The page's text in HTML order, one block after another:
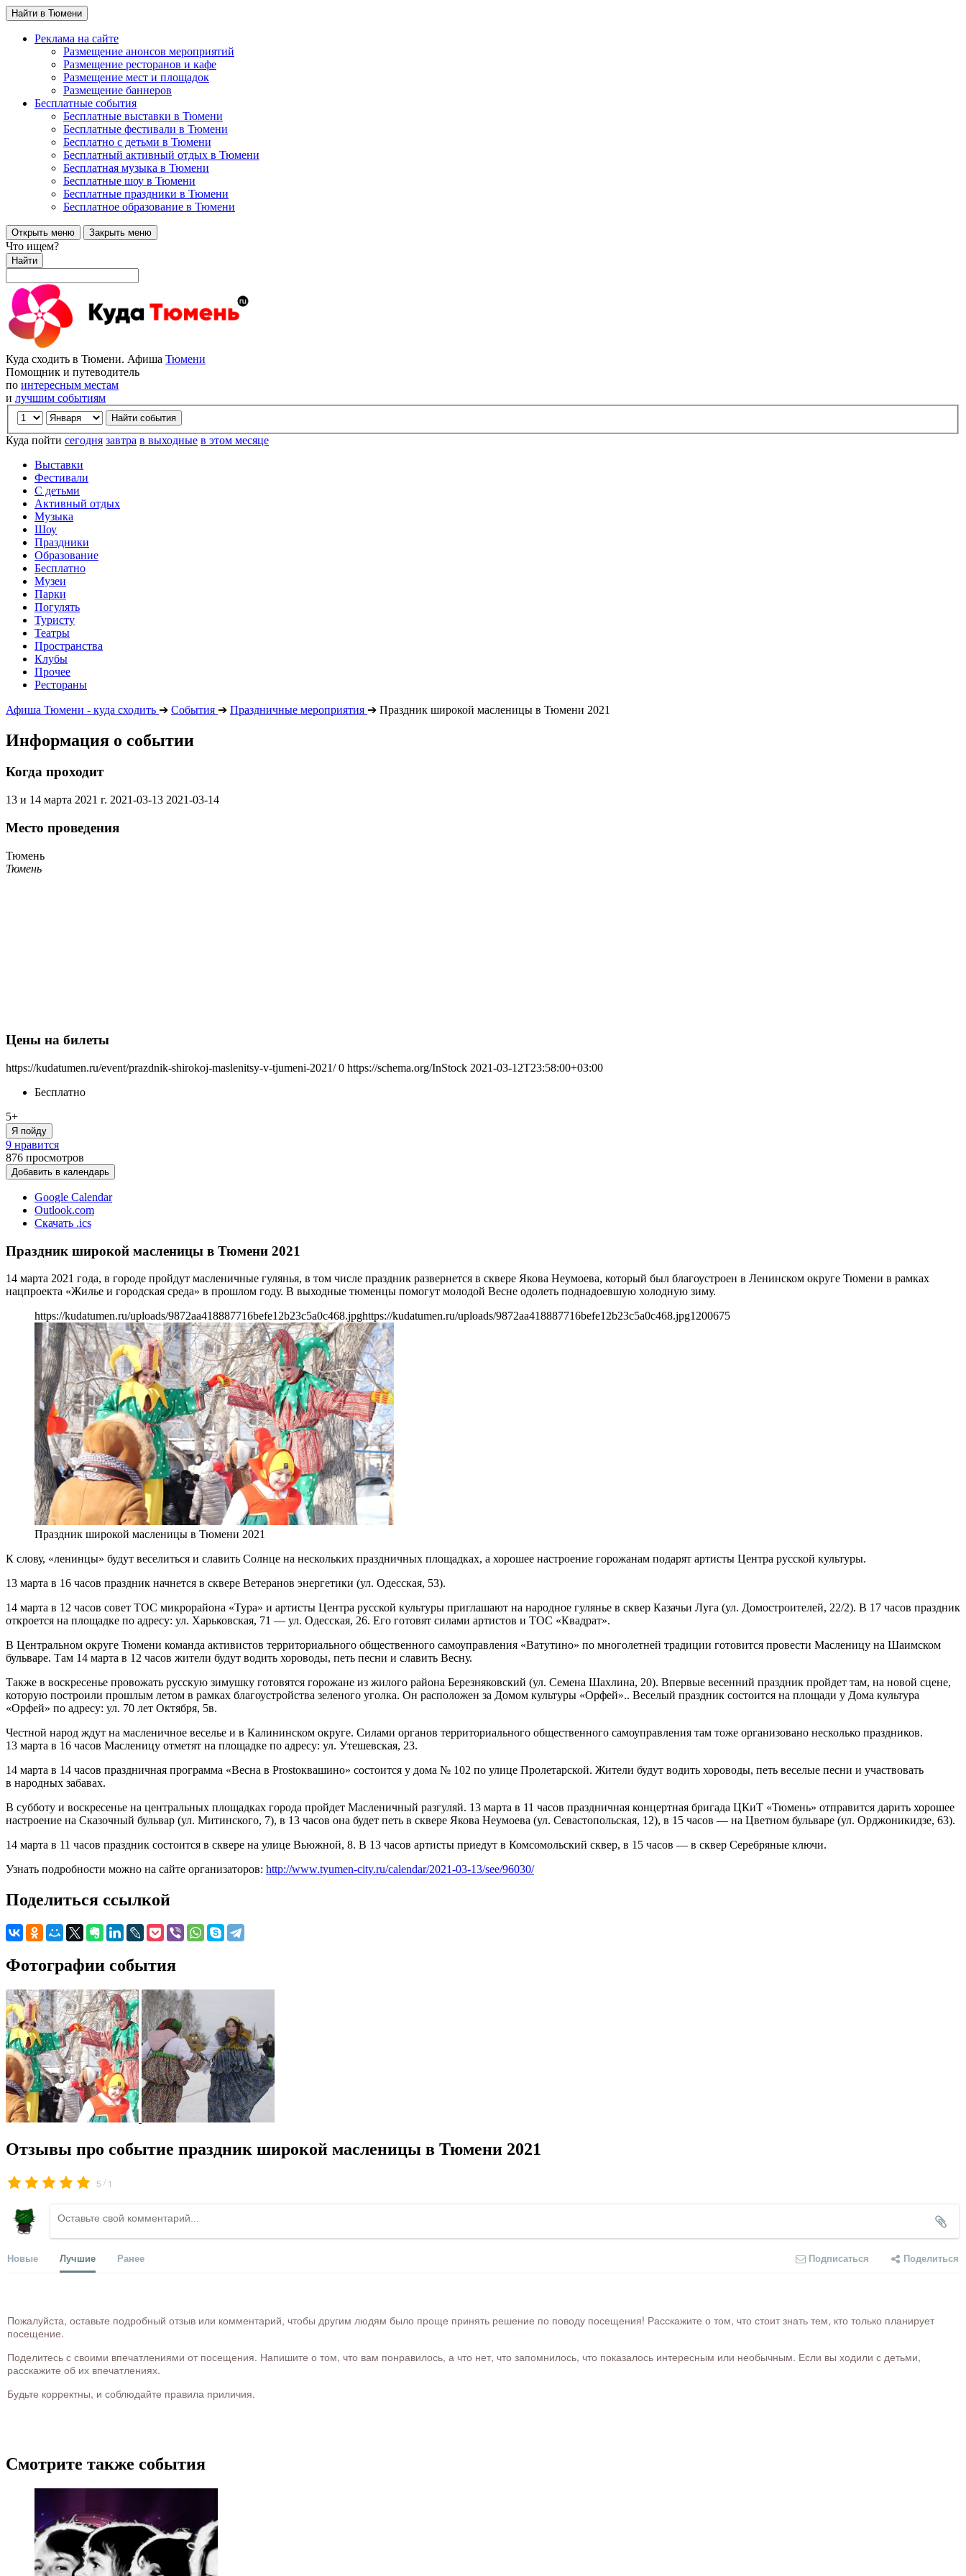
Найти в Тюмени
Реклама на сайте
Размещение анонсов мероприятий
Размещение ресторанов и кафе
Размещение мест и площадок
Размещение баннеров
Бесплатные события
Бесплатные выставки в Тюмени
Бесплатные фестивали в Тюмени
Бесплатно с детьми в Тюмени
Бесплатный активный отдых в Тюмени
Бесплатная музыка в Тюмени
Бесплатные шоу в Тюмени
Бесплатные праздники в Тюмени
Бесплатное образование в Тюмени
Открыть меню Закрыть меню
Что ищем?
Найти
Куда сходить в Тюмени. Афиша Тюмени
Помощник и путеводитель
по интересным местам
и лучшим событиям
Куда пойти сегодня завтра в выходные в этом месяце
Выставки
Фестивали
С детьми
Активный отдых
Музыка
Шоу
Праздники
Образование
Бесплатно
Музеи
Парки
Погулять
Туристу
Театры
Пространства
Клубы
Прочее
Рестораны
Афиша Тюмени - куда сходить ➔ События ➔ Праздничные мероприятия ➔ Праздник широкой масленицы в Тюмени 2021
Информация о событии
Когда проходит
13 и 14 марта 2021 г. 2021-03-13 2021-03-14
Место проведения
Тюмень
Тюмень
Цены на билеты
https://kudatumen.ru/event/prazdnik-shirokoj-maslenitsy-v-tjumeni-2021/ 0 https://schema.org/InStock 2021-03-12T23:58:00+03:00
Бесплатно
5+
Я пойду
9 нравится
876 просмотров
Добавить в календарь
Google Calendar
Outlook.com
Скачать .ics
Праздник широкой масленицы в Тюмени 2021
14 марта 2021 года, в городе пройдут масленичные гулянья, в том числе праздник развернется в сквере Якова Неумоева, который был благоустроен в Ленинском округе Тюмени в рамках
нацпроекта «Жилье и городская среда» в прошлом году. В выходные тюменцы помогут молодой Весне одолеть поднадоевшую холодную зиму.
https://kudatumen.ru/uploads/9872aa418887716befe12b23c5a0c468.jpghttps://kudatumen.ru/uploads/9872aa418887716befe12b23c5a0c468.jpg1200675
Праздник широкой масленицы в Тюмени 2021
К слову, «ленинцы» будут веселиться и славить Солнце на нескольких праздничных площадках, а хорошее настроение горожанам подарят артисты Центра русской культуры.
13 марта в 16 часов праздник начнется в сквере Ветеранов энергетики (ул. Одесская, 53).
14 марта в 12 часов совет ТОС микрорайона «Тура» и артисты Центра русской культуры приглашают на народное гулянье в сквер Казачьи Луга (ул. Домостроителей, 22/2). В 17 часов праздник
откроется на площадке по адресу: ул. Харьковская, 71 — ул. Одесская, 26. Его готовят силами артистов и ТОС «Квадрат».
В Центральном округе Тюмени команда активистов территориального общественного самоуправления «Ватутино» по многолетней традиции готовится провести Масленицу на Шаимском
бульваре. Там 14 марта в 12 часов жители будут водить хороводы, петь песни и славить Весну.
Также в воскресенье провожать русскую зимушку готовятся горожане из жилого района Березняковский (ул. Семена Шахлина, 20). Впервые весенний праздник пройдет там, на новой сцене,
которую построили прошлым летом в рамках благоустройства зеленого уголка. Он расположен за Домом культуры «Орфей».. Веселый праздник состоится на площади у Дома культура
«Орфей» по адресу: ул. 70 лет Октября, 5в.
Честной народ ждут на масленичное веселье и в Калининском округе. Силами органов территориального общественного самоуправления там тоже организовано несколько праздников.
13 марта в 16 часов Масленицу отметят на площадке по адресу: ул. Утешевская, 23.
14 марта в 14 часов праздничная программа «Весна в Prostoквашино» состоится у дома № 102 по улице Пролетарской. Жители будут водить хороводы, петь веселые песни и участвовать
в народных забавах.
В субботу и воскресенье на центральных площадках города пройдет Масленичный разгуляй. 13 марта в 11 часов праздничная концертная бригада ЦКиТ «Тюмень» отправится дарить хорошее
настроение на Сказочный бульвар (ул. Митинского, 7), в 13 часов она будет петь в сквере Якова Неумоева (ул. Севастопольская, 12), в 15 часов — на Цветном бульваре (ул. Орджоникидзе, 63).
14 марта в 11 часов праздник состоится в сквере на улице Вьюжной, 8. В 13 часов артисты приедут в Комсомольский сквер, в 15 часов — в сквер Серебряные ключи.
Узнать подробности можно на сайте организаторов: http://www.tyumen-city.ru/calendar/2021-03-13/see/96030/
Поделиться ссылкой
Фотографии события
Отзывы про событие праздник широкой масленицы в Тюмени 2021
5 / 1
Новые Лучшие Ранее Подписаться Поделиться
Пожалуйста, оставьте подробный отзыв или комментарий, чтобы другим людям было проще принять решение по поводу посещения! Расскажите о том, что стоит знать тем, кто только планирует
посещение.
Поделитесь с своими впечатлениями от посещения. Напишите о том, что вам понравилось, а что нет, что запомнилось, что показалось интересным или необычным. Если вы ходили с детьми,
расскажите об их впечатлениях.
Будьте корректны, и соблюдайте правила приличия.
Смотрите также события